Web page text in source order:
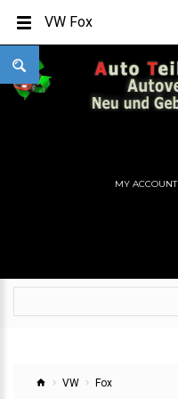
MY ACCOUNT
VW Fox
VW Fox